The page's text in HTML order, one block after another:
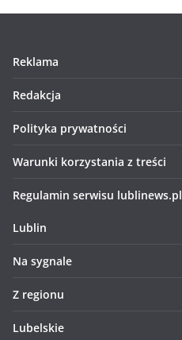
Reklama
Redakcja
Polityka prywatności
Warunki korzystania z treści
Regulamin serwisu lublinews.pl
Lublin
Na sygnale
Z regionu
Lubelskie